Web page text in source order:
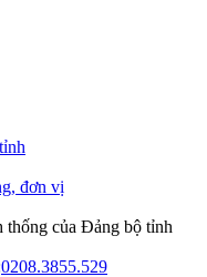
đơn vị
thống của Đảng bộ tỉnh
0208.3855.529